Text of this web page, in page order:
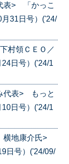
表> 「かっこ
31日号）('24/
村領ＣＥＯ／
日号）('24/1
代表> もっと
日号）('24/1
横地康介氏>
日号）('24/09/